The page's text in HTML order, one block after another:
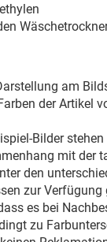
am
der Artikel
Bilder stehen
mit der
den
zur Verfügung
es bei
zu